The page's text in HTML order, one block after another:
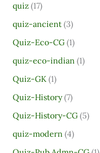
quiz(17)
quiz-ancient(3)
Quiz-Eco-CG(1)
quiz-eco-indian(1)
Quiz-GK(1)
Quiz-History(7)
Quiz-History-CG(5)
quiz-modern(4)